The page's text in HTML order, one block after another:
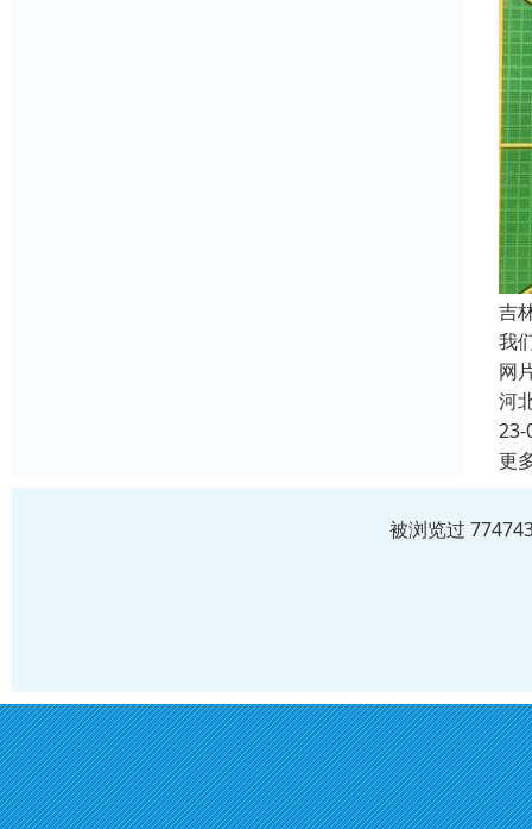
吉
我
网
河
23-
更
被浏览过